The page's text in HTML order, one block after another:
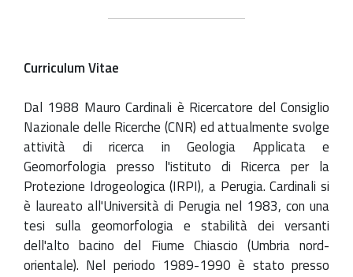
Curriculum Vitae
Dal 1988 Mauro Cardinali è Ricercatore del Consiglio
Nazionale delle Ricerche (CNR) ed attualmente svolge
attività di ricerca in Geologia Applicata e
Geomorfologia presso l'istituto di Ricerca per la
Protezione Idrogeologica (IRPI), a Perugia. Cardinali si
è laureato all'Università di Perugia nel 1983, con una
tesi sulla geomorfologia e stabilità dei versanti
dell'alto bacino del Fiume Chiascio (Umbria nord-
orientale). Nel periodo 1989-1990 è stato presso